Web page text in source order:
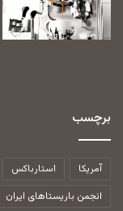
برچسب
آمریکا استارباکس
انجمن باریستاهای ایران